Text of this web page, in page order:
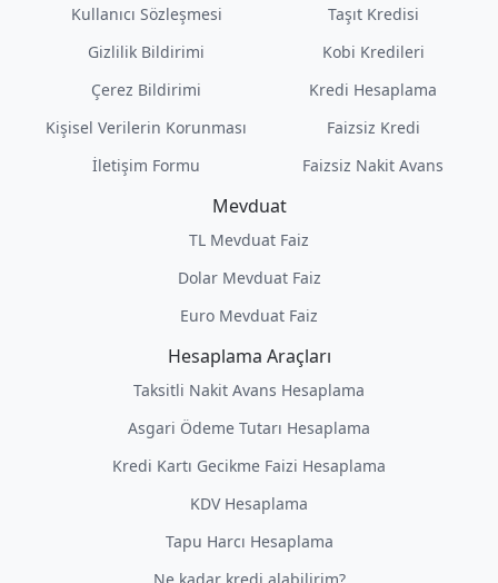
Kullanıcı Sözleşmesi
Gizlilik Bildirimi
Çerez Bildirimi
Kişisel Verilerin Korunması
İletişim Formu
Taşıt Kredisi
Kobi Kredileri
Kredi Hesaplama
Faizsiz Kredi
Faizsiz Nakit Avans
Mevduat
TL Mevduat Faiz
Dolar Mevduat Faiz
Euro Mevduat Faiz
Hesaplama Araçları
Taksitli Nakit Avans Hesaplama
Asgari Ödeme Tutarı Hesaplama
Kredi Kartı Gecikme Faizi Hesaplama
KDV Hesaplama
Tapu Harcı Hesaplama